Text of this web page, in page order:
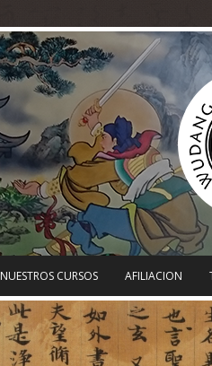
NUESTROS CURSOS AFILIACION